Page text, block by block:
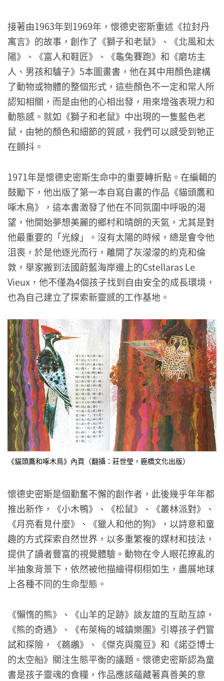
接著由1963年到1969年，懷德史密斯重述《拉封丹
寓言》的故事，創作了《獅子和老鼠》、《北風和太
陽》、《富人和鞋匠》、《龜兔賽跑》和《磨坊主
人、男孩和驢子》5本圖畫書，他在其中用顏色建構
了動物或物體的整個形式，這些顏色不一定和常人所
認知相關，而是由他的心相出發，用來增強表現力和
動態感。就如《獅子和老鼠》中出現的一隻藍色老
鼠，由牠的顏色和細節的質感，我們可以感受到牠正
在顫抖。
1971年是懷德史密斯生命中的重要轉折點。在編輯的
鼓勵下，他出版了第一本自寫自畫的作品《貓頭鷹和
啄木鳥》，這本書激發了他在不同氛圍中呼吸的渴
望，他開始夢想美麗的鄉村和晴朗的天氣，尤其是對
他最重要的「光線」。沒有太陽的時候，總是會令他
沮喪，於是他逐光而行，離開了灰濛濛的約克和倫
敦，舉家搬到法國蔚藍海岸邊上的Cstellaras Le
Vieux，他不僅為4個孩子找到自由安全的成長環境，
也為自己建立了探索新靈感的工作基地。
《貓頭鷹和啄木鳥》內頁（翻攝：莊世瑩，鹿橋文化出版）
懷德史密斯是個勤奮不懈的創作者，此後幾乎年年都
推出新作，《小木鴨》、《松鼠》、《叢林派對》、
《月亮看見什麼》、《獵人和他的狗》，以詩意和童
趣的方式探索自然世界，以多重繁複的媒材和技法，
提供了讀者豐富的視覺體驗。動物在令人眼花撩亂的
半抽象背景下，依然被他描繪得栩栩如生，盡展地球
上各種不同的生命型態。
《懶惰的熊》、《山羊的足跡》談友誼的互助互諒，
《熊的奇遇》、《布萊梅的城鎮樂團》引導孩子們嘗
試和探險，《鵜鶘》、《傑克與魔豆》和《諾亞博士
的太空船》關注生態平衡的議題。懷德史密斯認為童
書是孩子靈魂的食糧，作品應該蘊藏著真善美的意